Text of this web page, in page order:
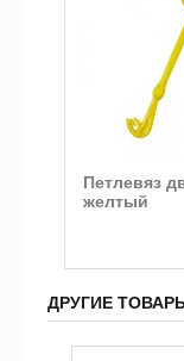
Петлевяз
желтый
ДРУГИЕ